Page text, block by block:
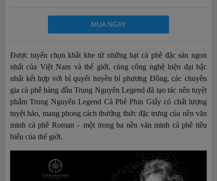
MUA NGAY
Được tuyển chọn khắt khe từ những hạt cà phê đặc sản ngon
nhất của Việt Nam và thế giới, cùng công nghệ hiện đại bậc
nhất kết hợp với bí quyết huyền bí phương Đông, các chuyên
gia cà phê hàng đầu Trung Nguyên Legend đã tạo tác nên tuyệt
phẩm Trung Nguyên Legend Cà Phê Phin Giấy có chất lượng
tuyệt hảo, mang phong cách thưởng thức đặc trưng của nền văn
minh cà phê Roman – một trong ba nền văn minh cà phê tiêu
biểu của thế giới.